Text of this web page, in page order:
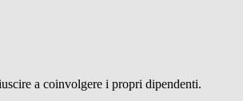
a coinvolgere i propri dipendenti.